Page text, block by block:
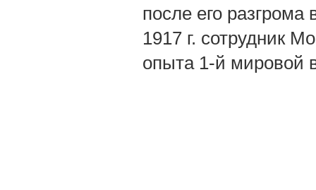
после его
1917 г. сотрудник
опыта 1-й мировой